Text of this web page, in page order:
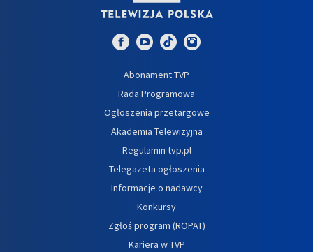
Abonament TVP
Rada Programowa
Ogłoszenia przetargowe
Akademia Telewizyjna
Regulamin tvp.pl
Telegazeta ogłoszenia
Informacje o nadawcy
Konkursy
Zgłoś program (ROPAT)
Kariera w TVP